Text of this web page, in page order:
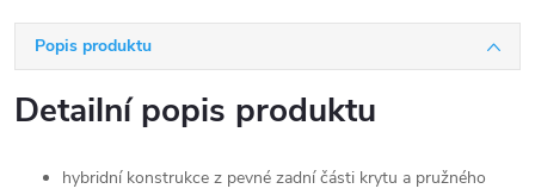
Popis produktu
Detailní popis produktu
hybridní konstrukce z pevné zadní části krytu a pružného